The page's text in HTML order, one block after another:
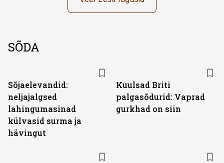
SÕDA
Sõjaelevandid:
neljajalgsed
lahingumasinad
külvasid surma ja
hävingut
Kuulsad Briti
palgasõdurid: Vaprad
gurkhad on siin